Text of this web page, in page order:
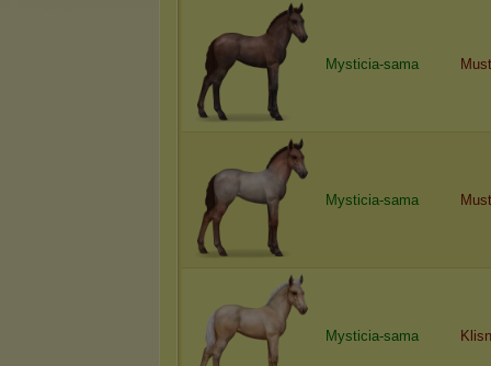
Mysticia-sama Must
Mysticia-sama Must
Mysticia-sama